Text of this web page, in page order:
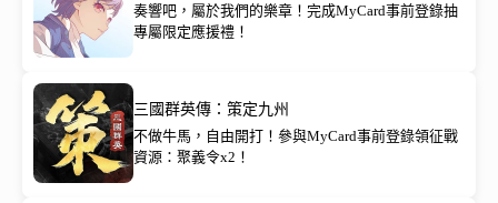
奏響吧，屬於我們的樂章！完成MyCard事前登錄抽
專屬限定應援禮！
三國群英傳：策定九州
不做牛馬，自由開打！參與MyCard事前登錄領征戰
資源：聚義令x2！